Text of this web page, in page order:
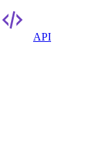
API